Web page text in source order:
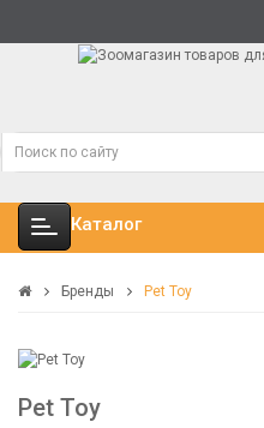
Каталог
Бренды Pet Toy
Pet Toy